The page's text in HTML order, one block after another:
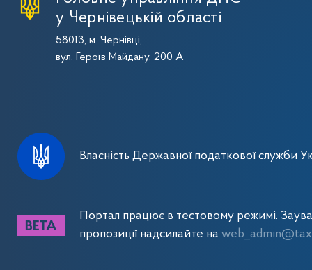
у Чернівецькій області
58013, м. Чернівці,
вул. Героїв Майдану, 200 А
Власність Державної податкової служби
Портал працює в тестовому режимі.
пропозиції надсилайте на